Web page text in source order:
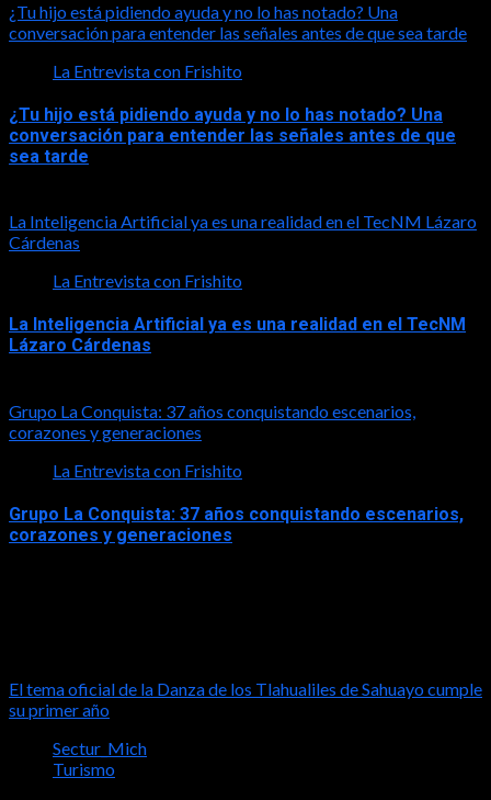
¿Tu hijo está pidiendo ayuda y no lo has notado? Una
conversación para entender las señales antes de que sea tarde
La Entrevista con Frishito
¿Tu hijo está pidiendo ayuda y no lo has notado? Una
conversación para entender las señales antes de que
sea tarde
La Inteligencia Artificial ya es una realidad en el TecNM Lázaro
Cárdenas
La Entrevista con Frishito
La Inteligencia Artificial ya es una realidad en el TecNM
Lázaro Cárdenas
Grupo La Conquista: 37 años conquistando escenarios,
corazones y generaciones
La Entrevista con Frishito
Grupo La Conquista: 37 años conquistando escenarios,
corazones y generaciones
El tema oficial de la Danza de los Tlahualiles de Sahuayo cumple
su primer año
Sectur_Mich
Turismo